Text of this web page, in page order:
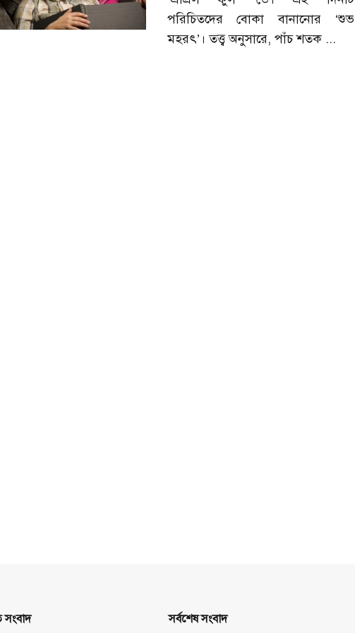
পরিচিতদের বোকা বানানোর ‘শুভ
মহরৎ’। তত্ত্ব অনুসারে, পাঁচ শতক ...
সংবাদ সর্বশেষ সংবাদ